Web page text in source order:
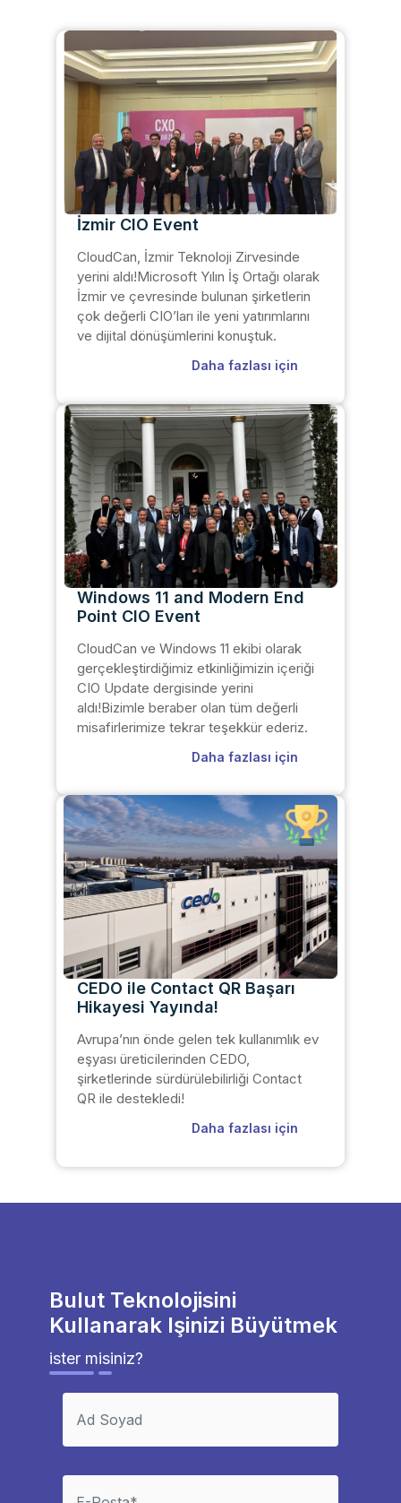
İzmir CIO Event
CloudCan, İzmir Teknoloji Zirvesinde
yerini aldı!Microsoft Yılın İş Ortağı olarak
İzmir ve çevresinde bulunan şirketlerin
çok değerli CIO’ları ile yeni yatırımlarını
ve dijital dönüşümlerini konuştuk.
Daha fazlası için
Windows 11 and Modern End
Point CIO Event
CloudCan ve Windows 11 ekibi olarak
gerçekleştirdiğimiz etkinliğimizin içeriği
CIO Update dergisinde yerini
aldı!Bizimle beraber olan tüm değerli
misafirlerimize tekrar teşekkür ederiz.
Daha fazlası için
CEDO ile Contact QR Başarı
Hikayesi Yayında!
Avrupa’nın önde gelen tek kullanımlık ev
eşyası üreticilerinden CEDO,
şirketlerinde sürdürülebilirliği Contact
QR ile destekledi!
Daha fazlası için
Bulut Teknolojisini
Kullanarak Işinizi Büyütmek
ister misiniz?